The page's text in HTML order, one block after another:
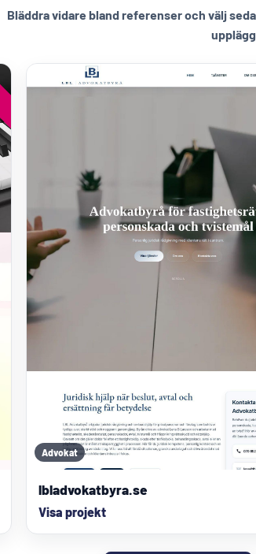
Bläddra vidare bland referenser och välj
Advokat
lbladvokatbyra.se
Visa projekt